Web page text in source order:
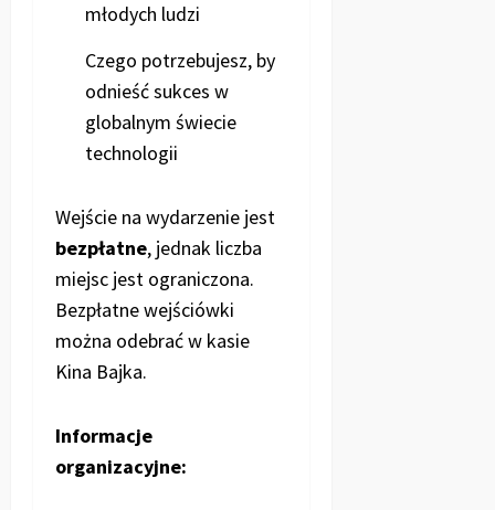
młodych ludzi
Czego potrzebujesz, by
odnieść sukces w
globalnym świecie
technologii
Wejście na wydarzenie jest
bezpłatne, jednak liczba
miejsc jest ograniczona.
Bezpłatne wejściówki
można odebrać w kasie
Kina Bajka.
Informacje
organizacyjne: